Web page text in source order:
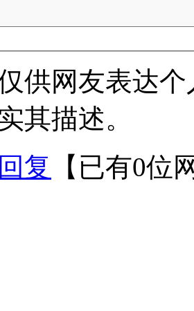
供网友表达
其描述。
复
【已有0位